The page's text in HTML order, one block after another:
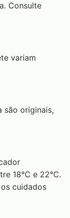
Consulte
variam
são originais,
18°C e 22°C.
cuidados